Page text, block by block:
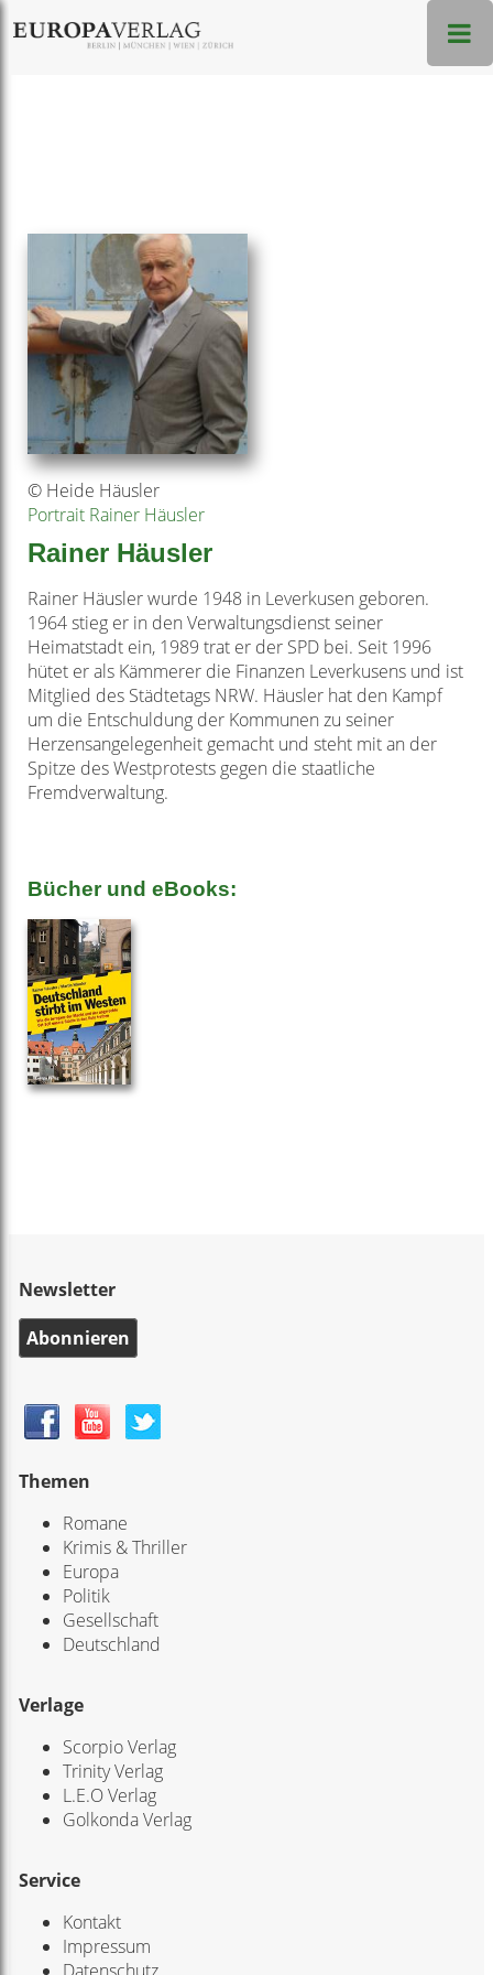
© Heide Häusler
Portrait Rainer Häusler
Rainer Häusler
Rainer Häusler wurde 1948 in Leverkusen geboren.
1964 stieg er in den Verwaltungsdienst seiner
Heimatstadt ein, 1989 trat er der SPD bei. Seit 1996
hütet er als Kämmerer die Finanzen Leverkusens und ist
Mitglied des Städtetags NRW. Häusler hat den Kampf
um die Entschuldung der Kommunen zu seiner
Herzensangelegenheit gemacht und steht mit an der
Spitze des Westprotests gegen die staatliche
Fremdverwaltung.
Bücher und eBooks:
Newsletter
Abonnieren
Themen
Romane
Krimis & Thriller
Europa
Politik
Gesellschaft
Deutschland
Verlage
Scorpio Verlag
Trinity Verlag
L.E.O Verlag
Golkonda Verlag
Service
Kontakt
Impressum